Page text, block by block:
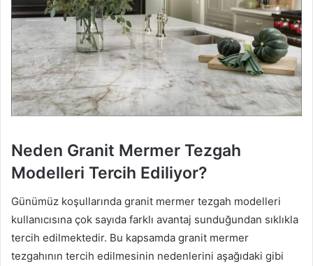
Neden Granit Mermer Tezgah
Modelleri Tercih Ediliyor?
Günümüz koşullarında granit mermer tezgah modelleri
kullanıcısına çok sayıda farklı avantaj sunduğundan sıklıkla
tercih edilmektedir. Bu kapsamda granit mermer
tezgahının tercih edilmesinin nedenlerini aşağıdaki gibi